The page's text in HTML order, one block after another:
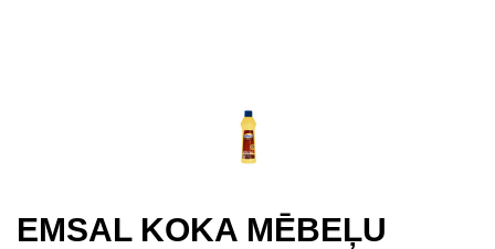
EMSAL KOKA MĒBEĻU